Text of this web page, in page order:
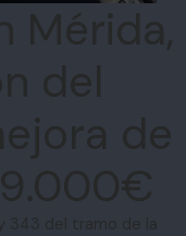
Mérida,
del
de
343 del tramo de la